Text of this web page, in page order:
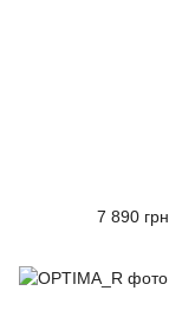
7 890 грн